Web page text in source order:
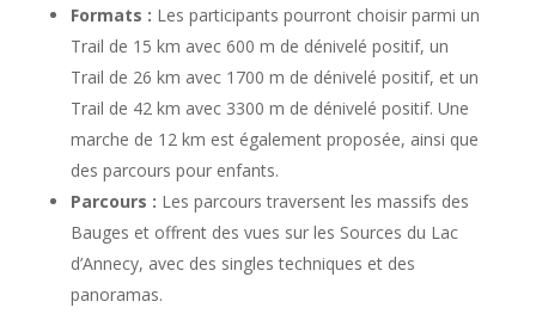
Formats : Les participants pourront choisir parmi un
Trail de 15 km avec 600 m de dénivelé positif, un
Trail de 26 km avec 1700 m de dénivelé positif, et un
Trail de 42 km avec 3300 m de dénivelé positif. Une
marche de 12 km est également proposée, ainsi que
des parcours pour enfants.
Parcours : Les parcours traversent les massifs des
Bauges et offrent des vues sur les Sources du Lac
d’Annecy, avec des singles techniques et des
panoramas.